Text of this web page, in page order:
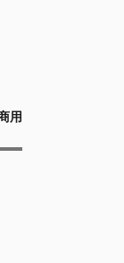
用